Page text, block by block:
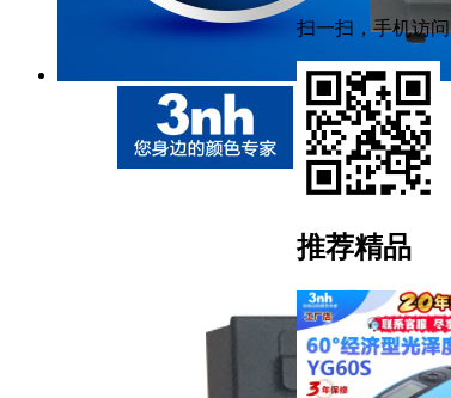
扫一扫，手机访问
推荐精品